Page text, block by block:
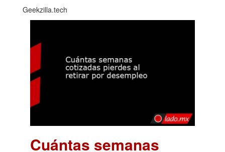
Geekzilla.tech
Cuántas semanas